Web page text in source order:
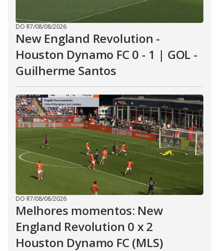
DO R7/08/08/2026
New England Revolution -
Houston Dynamo FC 0 - 1 | GOL -
Guilherme Santos
DO R7/08/08/2026
Melhores momentos: New
England Revolution 0 x 2
Houston Dynamo FC (MLS)